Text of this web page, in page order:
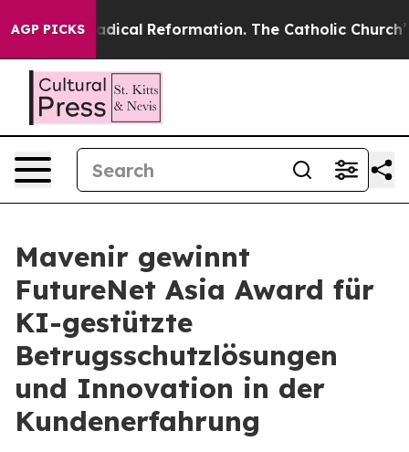
AGP PICKS
Radical Reformation. The Catholic Church’s
Mavenir gewinnt
FutureNet Asia Award für
KI-gestützte
Betrugsschutzlösungen
und Innovation in der
Kundenerfahrung